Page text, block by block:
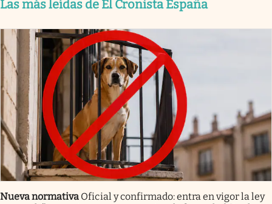
Las más leídas de El Cronista España
Nueva normativa Oficial y confirmado: entra en vigor la ley